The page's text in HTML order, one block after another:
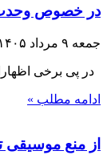
در خصوص وحدت
جمعه ۹ مرداد ۱۴۰۵
در پی برخی
ادامه مطلب »
از منع